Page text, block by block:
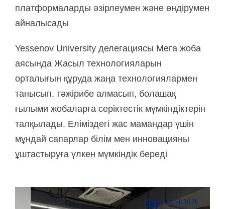
платформаларды әзірлеумен және өндірумен
айналысады
Yessenov University делегациясы Мега жоба
аясында Жасыл технологияларын
орталығын құруда жаңа технологиялармен
танысып, тәжірибе алмасып, болашақ
ғылыми жобаларға серіктестік мүмкіндіктерін
талқылады. Еліміздегі жас мамандар үшін
мұндай сапарлар білім мен инновацияны
ұштастыруға үлкен мүмкіндік береді